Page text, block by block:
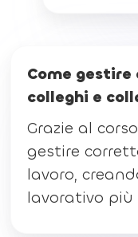
Come
colleghi e
Grazie al
gestire
lavoro,
lavorativo più